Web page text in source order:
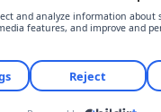
© ShiftDelete.Net